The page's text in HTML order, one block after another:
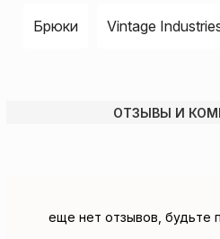
Брюки Vintage
ОТЗЫВЫ И
еще нет отзывов, будьте